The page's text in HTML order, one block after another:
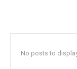
No posts to